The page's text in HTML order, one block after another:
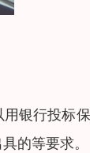
银行投标
的等要求。